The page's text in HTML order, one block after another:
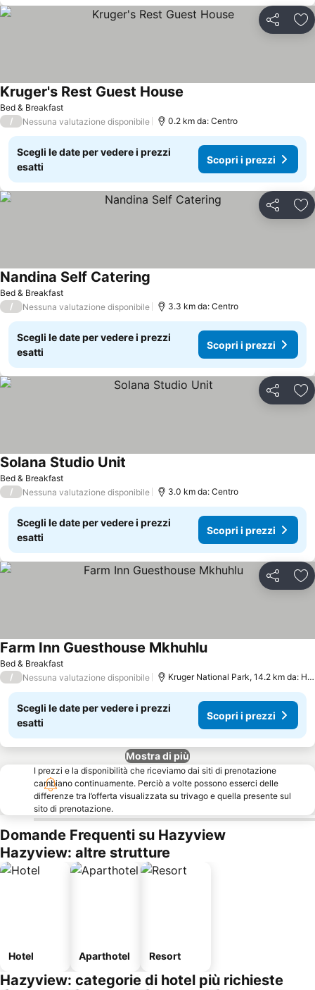
Condividi
Bed & Breakfast
Kruger's Rest Guest House
/ Nessuna valutazione disponibile 0.2 km da: Centro
Scegli le date per vedere i prezzi
esatti
Scopri i prezzi
Condividi
Bed & Breakfast
Nandina Self Catering
/ Nessuna valutazione disponibile 3.3 km da: Centro
Scegli le date per vedere i prezzi
esatti
Scopri i prezzi
Condividi
Bed & Breakfast
Solana Studio Unit
/ Nessuna valutazione disponibile 3.0 km da: Centro
Scegli le date per vedere i prezzi
esatti
Scopri i prezzi
Condividi
Bed & Breakfast
Farm Inn Guesthouse Mkhuhlu
/ Nessuna valutazione disponibile Kruger National Park, 14.2 km da: Hazyview
Scegli le date per vedere i prezzi
esatti
Scopri i prezzi
Mostra di più
I prezzi e la disponibilità che riceviamo dai siti di prenotazione
cambiano continuamente. Perciò a volte possono esserci delle
differenze tra l’offerta visualizzata su trivago e quella presente sul
sito di prenotazione.
Domande Frequenti su Hazyview
Hazyview: altre strutture
Hotel Aparthotel Resort
Hazyview: categorie di hotel più richieste